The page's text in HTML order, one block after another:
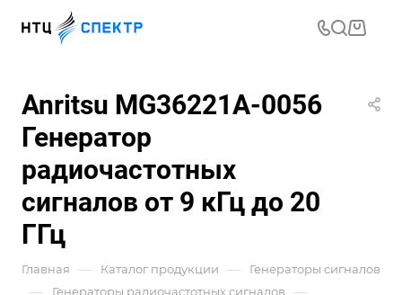
Anritsu MG36221A-0056
Генератор
радиочастотных
сигналов от 9 кГц до 20
ГГц
Главная — Каталог продукции — Генераторы сигналов
Генераторы радиочастотных сигналов